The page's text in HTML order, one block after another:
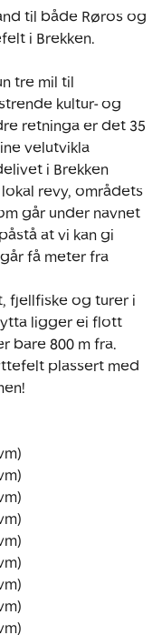
til både Røros og
i Brekken.
tre mil til
kultur- og
retninga er det 35
velutvikla
i Brekken
revy, områdets
går under navnet
at vi kan gi
få meter fra
fjellfiske og turer i
ligger ei flott
bare 800 m fra.
plassert med